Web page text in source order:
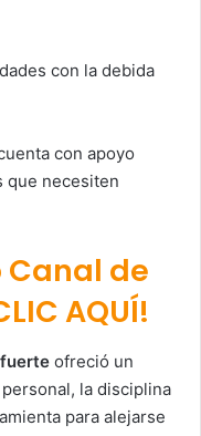
con la debida
con apoyo
que necesiten
Canal de
AQUÍ!
ofreció un
la disciplina
para alejarse